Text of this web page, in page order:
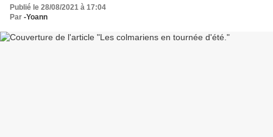
Publié le 28/08/2021 à 17:04
Par -Yoann